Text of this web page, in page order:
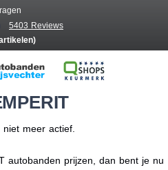
5403 Reviews
meer actief.
autobanden prijzen, dan bent je nu